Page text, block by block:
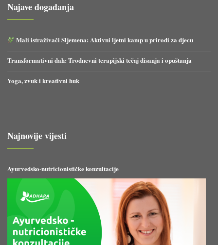
Najave događanja
Mali istraživači Sljemena: Aktivni ljetni kamp u prirodi za djecu
Transformativni dah: Trodnevni terapijski tečaj disanja i opuštanja
Yoga, zvuk i kreativni huk
Najnovije vijesti
Ayurvedsko-nutricionističke konzultacije